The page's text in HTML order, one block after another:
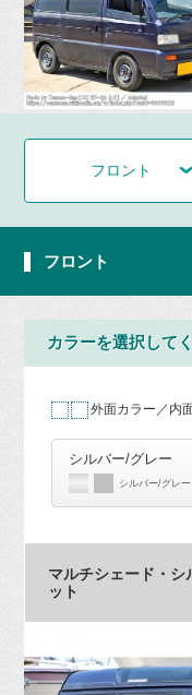
フロント
フロント
カラーを選択して
外面カラー／内
シルバー/グレー
シルバー/グレー
マルチシェード・シ
ット